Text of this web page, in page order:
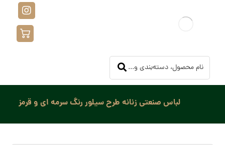
لباس صنعتی زنانه طرح سیلور رنگ سرمه‌ ای و قرمز